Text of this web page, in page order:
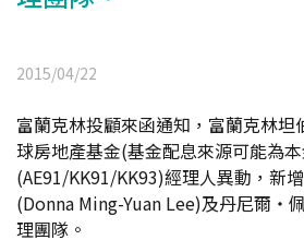
2015/04/22
富蘭克林投顧來函通知，富蘭克林
球房地產基金(基金配息來源可能為
(AE91/KK91/KK93)經理人異動，新
(Donna Ming-Yuan Lee)及丹尼爾‧
理團隊。